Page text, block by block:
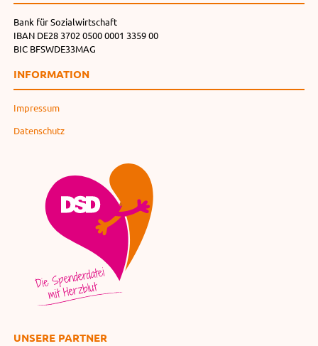
Bank für Sozialwirtschaft
IBAN DE28 3702 0500 0001 3359 00
BIC BFSWDE33MAG
INFORMATION
Impressum
Datenschutz
UNSERE PARTNER